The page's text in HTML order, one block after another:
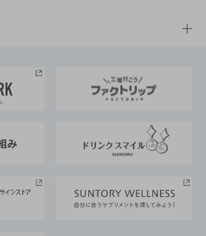
ーズ大阪
TOP
えるサステナビリティ経営